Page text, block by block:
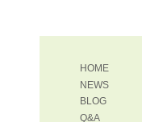
HOME
NEWS
BLOG
Q&A